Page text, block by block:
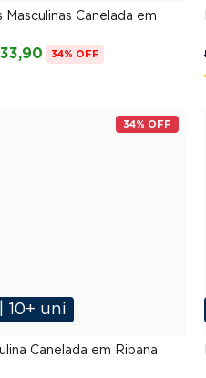
Masculinas Canelada em
34% OFF
34% OFF
| 10+ uni
Canelada em Ribana